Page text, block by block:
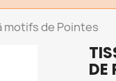
motifs de Pointes
DE